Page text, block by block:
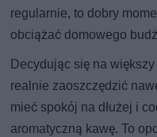
regularnie, to dobry
obciążać domowego
Decydując się na
realnie zaoszczędzić
mieć spokój na dłużej i
aromatyczną kawę. To